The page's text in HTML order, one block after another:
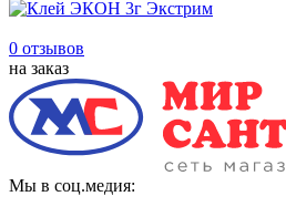
0 отзывов
на заказ
Мы в соц.медия: